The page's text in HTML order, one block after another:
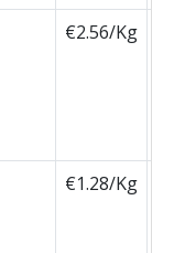
€2.56/Kg
€1.28/Kg